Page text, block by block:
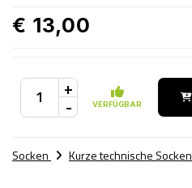
€ 13,00
+
- VERFÜGBAR
Socken Kurze technische Socken